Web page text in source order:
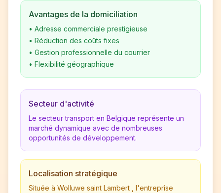
Avantages de la domiciliation
• Adresse commerciale prestigieuse
• Réduction des coûts fixes
• Gestion professionnelle du courrier
• Flexibilité géographique
Secteur d'activité
Le secteur transport en Belgique représente un
marché dynamique avec de nombreuses
opportunités de développement.
Localisation stratégique
Située à Wolluwe saint Lambert , l'entreprise